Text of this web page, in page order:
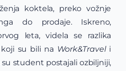
koktela, preko vožnje
do prodaje. Iskreno,
leta, videla se razlika
su bili na Work&Traveli
student postajali ozbiljniji,